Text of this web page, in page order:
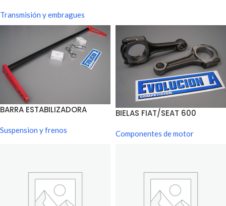
Transmisión y embragues
BARRA ESTABILIZADORA
Suspension y frenos
BIELAS FIAT/SEAT 600
Componentes de motor